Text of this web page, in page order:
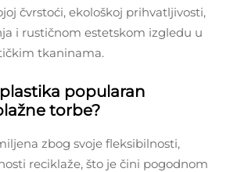
čvrstoći, ekološkoj prihvatljivosti,
i rustičnom estetskom izgledu u
tkaninama.
popularan
torbe?
zbog svoje fleksibilnosti,
reciklaže, što je čini pogodnom